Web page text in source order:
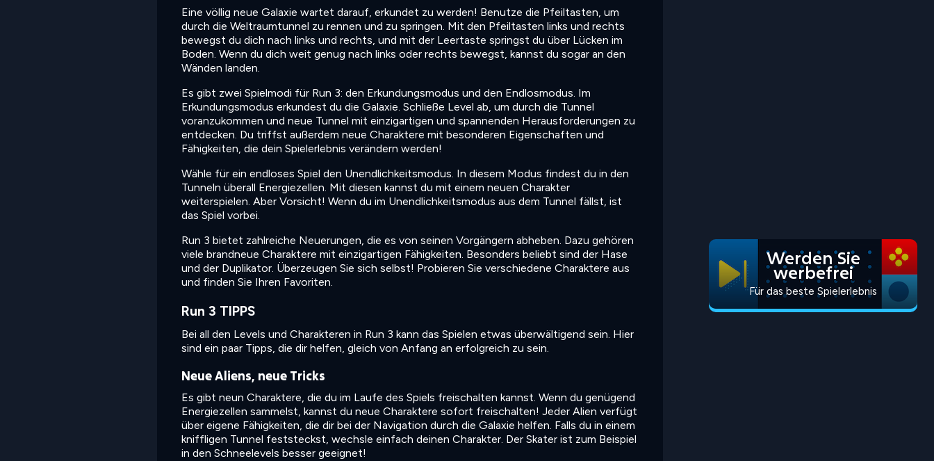
Eine völlig neue Galaxie wartet darauf, erkundet zu werden! Benutze die Pfeiltasten, um
durch die Weltraumtunnel zu rennen und zu springen. Mit den Pfeiltasten links und rechts
bewegst du dich nach links und rechts, und mit der Leertaste springst du über Lücken im
Boden. Wenn du dich weit genug nach links oder rechts bewegst, kannst du sogar an den
Wänden landen.
Es gibt zwei Spielmodi für Run 3: den Erkundungsmodus und den Endlosmodus. Im
Erkundungsmodus erkundest du die Galaxie. Schließe Level ab, um durch die Tunnel
voranzukommen und neue Tunnel mit einzigartigen und spannenden Herausforderungen zu
entdecken. Du triffst außerdem neue Charaktere mit besonderen Eigenschaften und
Fähigkeiten, die dein Spielerlebnis verändern werden!
Wähle für ein endloses Spiel den Unendlichkeitsmodus. In diesem Modus findest du in den
Tunneln überall Energiezellen. Mit diesen kannst du mit einem neuen Charakter
weiterspielen. Aber Vorsicht! Wenn du im Unendlichkeitsmodus aus dem Tunnel fällst, ist
das Spiel vorbei.
Run 3 bietet zahlreiche Neuerungen, die es von seinen Vorgängern abheben. Dazu gehören
viele brandneue Charaktere mit einzigartigen Fähigkeiten. Besonders beliebt sind der Hase
und der Duplikator. Überzeugen Sie sich selbst! Probieren Sie verschiedene Charaktere aus
und finden Sie Ihren Favoriten.
Run 3 TIPPS
Bei all den Levels und Charakteren in Run 3 kann das Spielen etwas überwältigend sein. Hier
sind ein paar Tipps, die dir helfen, gleich von Anfang an erfolgreich zu sein.
Neue Aliens, neue Tricks
Es gibt neun Charaktere, die du im Laufe des Spiels freischalten kannst. Wenn du genügend
Energiezellen sammelst, kannst du neue Charaktere sofort freischalten! Jeder Alien verfügt
über eigene Fähigkeiten, die dir bei der Navigation durch die Galaxie helfen. Falls du in einem
kniffligen Tunnel feststeckst, wechsle einfach deinen Charakter. Der Skater ist zum Beispiel
in den Schneelevels besser geeignet!
Werden Sie
werbefrei
Für das beste Spielerlebnis